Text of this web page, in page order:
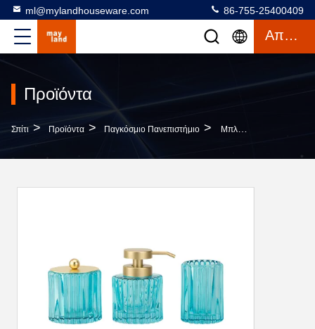
ml@mylandhouseware.com 86-755-25400409
Απόσπασμα
Προϊόντα
Σπίτι > Προϊόντα > Παγκόσμιο Πανεπιστήμιο > Μπλε Γυαλί Σύγχρονα Αξεσουάρ Μπάνιου Στρογγυλό Σχήμα Με Κατακόρυφη Λωρίδα Νιπτήρα Μπάνιου